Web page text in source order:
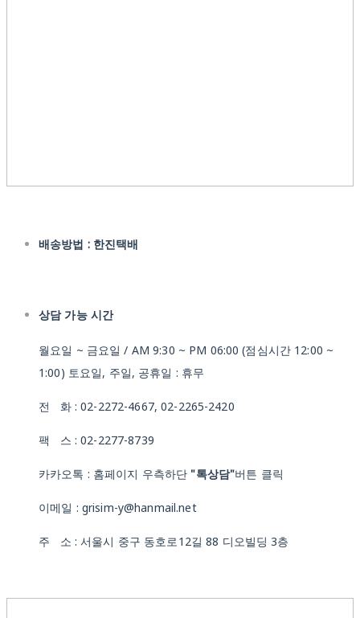
배송방법 : 한진택배
상담 가능 시간
월요일 ~ 금요일 / AM 9:30 ~ PM 06:00 (점심시간 12:00 ~
1:00) 토요일, 주일, 공휴일 : 휴무
전 화 : 02-2272-4667, 02-2265-2420
팩 스 : 02-2277-8739
카카오톡 : 홈페이지 우측하단 "톡상담"버튼 클릭
이메일 : grisim-y@hanmail.net
주 소 : 서울시 중구 동호로12길 88 디오빌딩 3층